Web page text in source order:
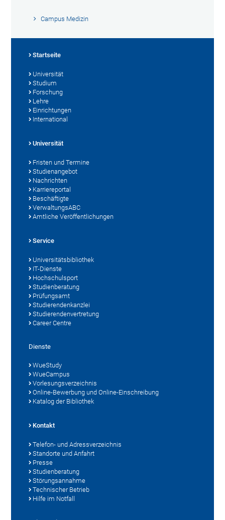
Campus Medizin
Startseite
Universität
Studium
Forschung
Lehre
Einrichtungen
International
Universität
Fristen und Termine
Studienangebot
Nachrichten
Karriereportal
Beschäftigte
VerwaltungsABC
Amtliche Veröffentlichungen
Service
Universitätsbibliothek
IT-Dienste
Hochschulsport
Studienberatung
Prüfungsamt
Studierendenkanzlei
Studierendenvertretung
Career Centre
Dienste
WueStudy
WueCampus
Vorlesungsverzeichnis
Online-Bewerbung und Online-Einschreibung
Katalog der Bibliothek
Kontakt
Telefon- und Adressverzeichnis
Standorte und Anfahrt
Presse
Studienberatung
Störungsannahme
Technischer Betrieb
Hilfe im Notfall